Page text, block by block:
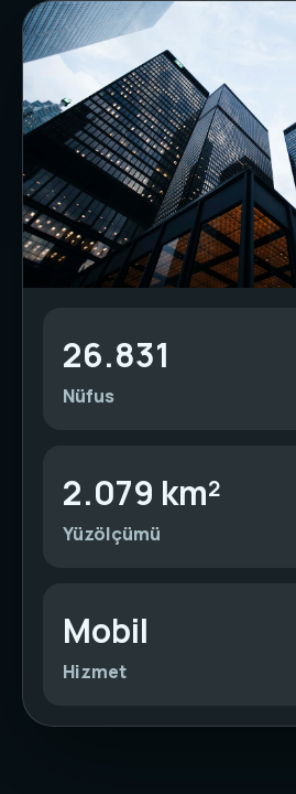
26.831
Nüfus
2.079 km²
Yüzölçümü
Mobil
Hizmet